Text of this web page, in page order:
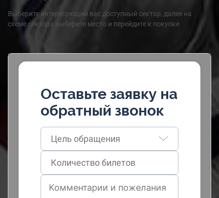
Выберите интересующий вас доступный сектор, далее на
схеме сектора выберите место и перейдите к покупке
Оставьте заявку на
обратный звонок
Цель обращения